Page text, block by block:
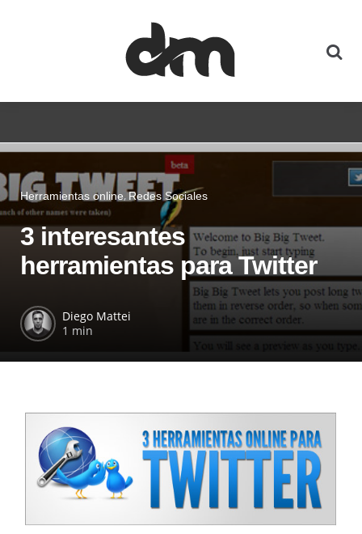
Herramientas online Redes Sociales
3 interesantes
herramientas para Twitter
Diego Mattei
1 min